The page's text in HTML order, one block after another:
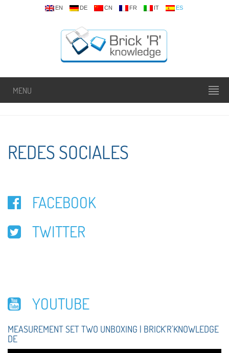
EN DE CN FR IT ES
MENU
REDES SOCIALES
FACEBOOK
TWITTER
YOUTUBE
MEASUREMENT SET TWO UNBOXING | BRICK'R'KNOWLEDGE
DE